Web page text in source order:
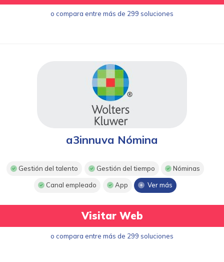
o compara entre más de 299 soluciones
a3innuva Nómina
Gestión del talento Gestión del tiempo Nóminas
Canal empleado App Ver más
Visitar Web
o compara entre más de 299 soluciones